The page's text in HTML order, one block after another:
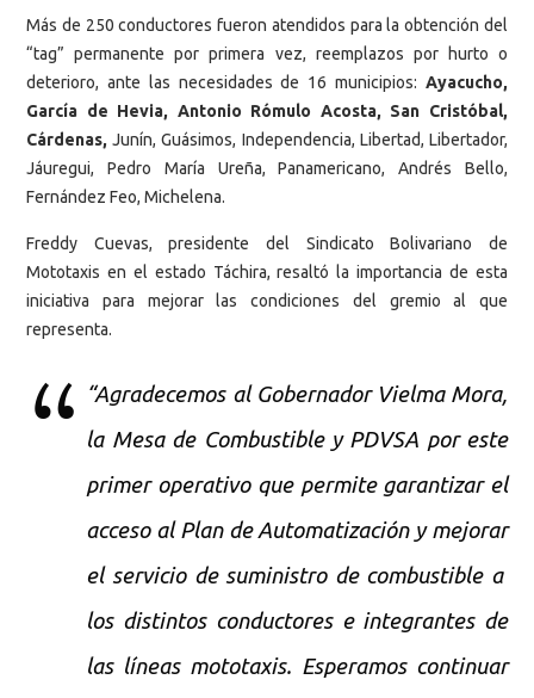
Más de 250 conductores fueron atendidos para la obtención del
“tag” permanente por primera vez, reemplazos por hurto o
deterioro, ante las necesidades de 16 municipios: Ayacucho,
García de Hevia, Antonio Rómulo Acosta, San Cristóbal,
Cárdenas, Junín, Guásimos, Independencia, Libertad, Libertador,
Jáuregui, Pedro María Ureña, Panamericano, Andrés Bello,
Fernández Feo, Michelena.
Freddy Cuevas, presidente del Sindicato Bolivariano de
Mototaxis en el estado Táchira, resaltó la importancia de esta
iniciativa para mejorar las condiciones del gremio al que
representa.
“Agradecemos al Gobernador Vielma Mora,
la Mesa de Combustible y PDVSA por este
primer operativo que permite garantizar el
acceso al Plan de Automatización y mejorar
el servicio de suministro de combustible a
los distintos conductores e integrantes de
las líneas mototaxis. Esperamos continuar